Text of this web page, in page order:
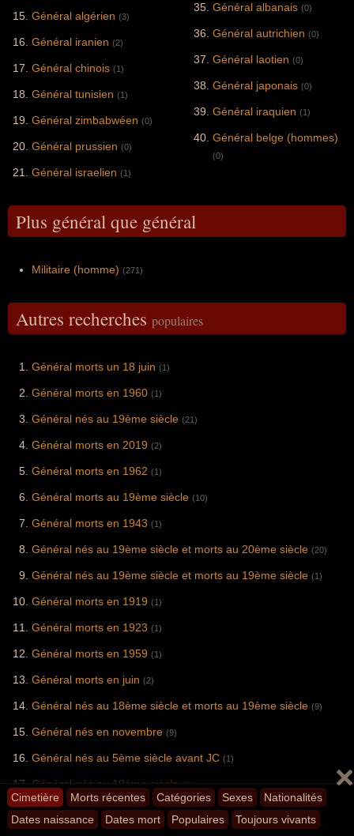
Cimetière Morts récentes Catégories Sexes
Nationalités
Dates naissance
Dates mort Populaires Toujours vivants
Général algérien (3)
Général iranien (2)
Général chinois (1)
Général tunisien (1)
Général zimbabwéen (0)
Général prussien (0)
Général israelien (1)
Général albanais (0)
Général autrichien (0)
Général laotien (0)
Général japonais (0)
Général iraquien (1)
Général belge (hommes)
(0)
Plus général que général
Militaire (homme) (271)
Autres recherches populaires
Général morts un 18 juin (1)
Général morts en 1960 (1)
Général nés au 19ème siècle (21)
Général morts en 2019 (2)
Général morts en 1962 (1)
Général morts au 19ème siècle (10)
Général morts en 1943 (1)
Général nés au 19ème siècle et morts au 20ème siècle (20)
Général nés au 19ème siècle et morts au 19ème siècle (1)
Général morts en 1919 (1)
Général morts en 1923 (1)
Général morts en 1959 (1)
Général morts en juin (2)
Général nés au 18ème siècle et morts au 19ème siècle (9)
Général nés en novembre (9)
Général nés au 5ème siècle avant JC (1)
Général nés au 18ème siècle (9)
Général morts en 2020 (6)